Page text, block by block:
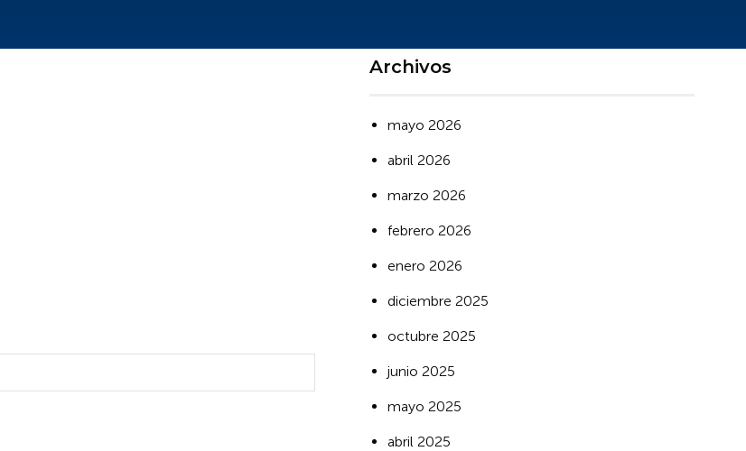
Archivos
mayo 2026
abril 2026
marzo 2026
febrero 2026
enero 2026
diciembre 2025
octubre 2025
junio 2025
mayo 2025
abril 2025